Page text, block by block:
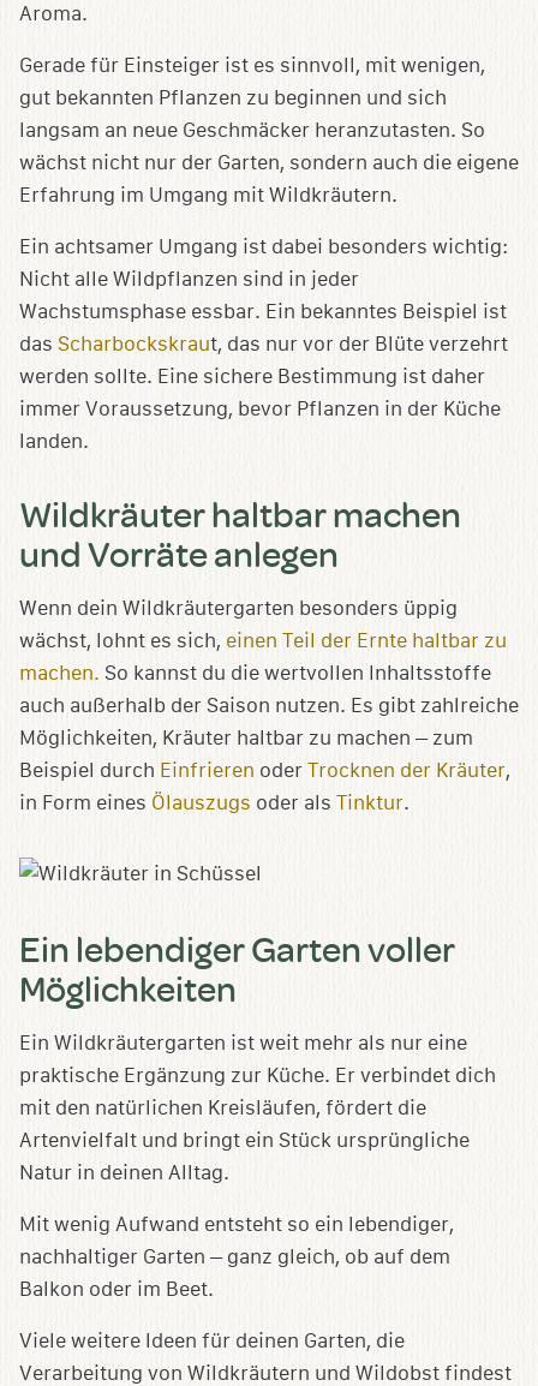
Aroma.
Gerade für Einsteiger ist es sinnvoll, mit wenigen,
gut bekannten Pflanzen zu beginnen und sich
langsam an neue Geschmäcker heranzutasten. So
wächst nicht nur der Garten, sondern auch die eigene
Erfahrung im Umgang mit Wildkräutern.
Ein achtsamer Umgang ist dabei besonders wichtig:
Nicht alle Wildpflanzen sind in jeder
Wachstumsphase essbar. Ein bekanntes Beispiel ist
das Scharbockskraut, das nur vor der Blüte verzehrt
werden sollte. Eine sichere Bestimmung ist daher
immer Voraussetzung, bevor Pflanzen in der Küche
landen.
Wildkräuter haltbar machen
und Vorräte anlegen
Wenn dein Wildkräutergarten besonders üppig
wächst, lohnt es sich, einen Teil der Ernte haltbar zu
machen. So kannst du die wertvollen Inhaltsstoffe
auch außerhalb der Saison nutzen. Es gibt zahlreiche
Möglichkeiten, Kräuter haltbar zu machen – zum
Beispiel durch Einfrieren oder Trocknen der Kräuter,
in Form eines Ölauszugs oder als Tinktur.
Ein lebendiger Garten voller
Möglichkeiten
Ein Wildkräutergarten ist weit mehr als nur eine
praktische Ergänzung zur Küche. Er verbindet dich
mit den natürlichen Kreisläufen, fördert die
Artenvielfalt und bringt ein Stück ursprüngliche
Natur in deinen Alltag.
Mit wenig Aufwand entsteht so ein lebendiger,
nachhaltiger Garten – ganz gleich, ob auf dem
Balkon oder im Beet.
Viele weitere Ideen für deinen Garten, die
Verarbeitung von Wildkräutern und Wildobst findest